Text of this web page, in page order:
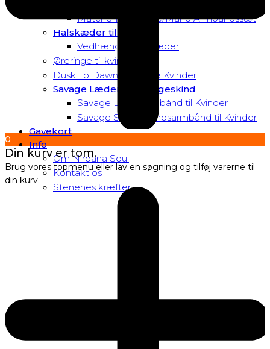
Matchende Kvinde/Mand Armbåndssæt
Halskæder til Kvinder
Vedhæng til halskæder
Øreringe til kvinder
Dusk To Dawn Exclusive Kvinder
Savage Læder og Slangeskind
Savage Læderarmbånd til Kvinder
Savage Slangeskindsarmbånd til Kvinder
Gavekort
Info
Om Nirbana Soul
Kontakt os
Stenenes kræfter
0
Din kurv er tom.
Brug vores topmenu eller lav en søgning og tilføj varerne til
din kurv.